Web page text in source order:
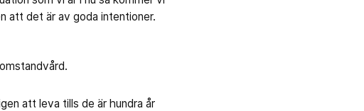
att det är av goda intentioner.
att leva tills de är hundra år